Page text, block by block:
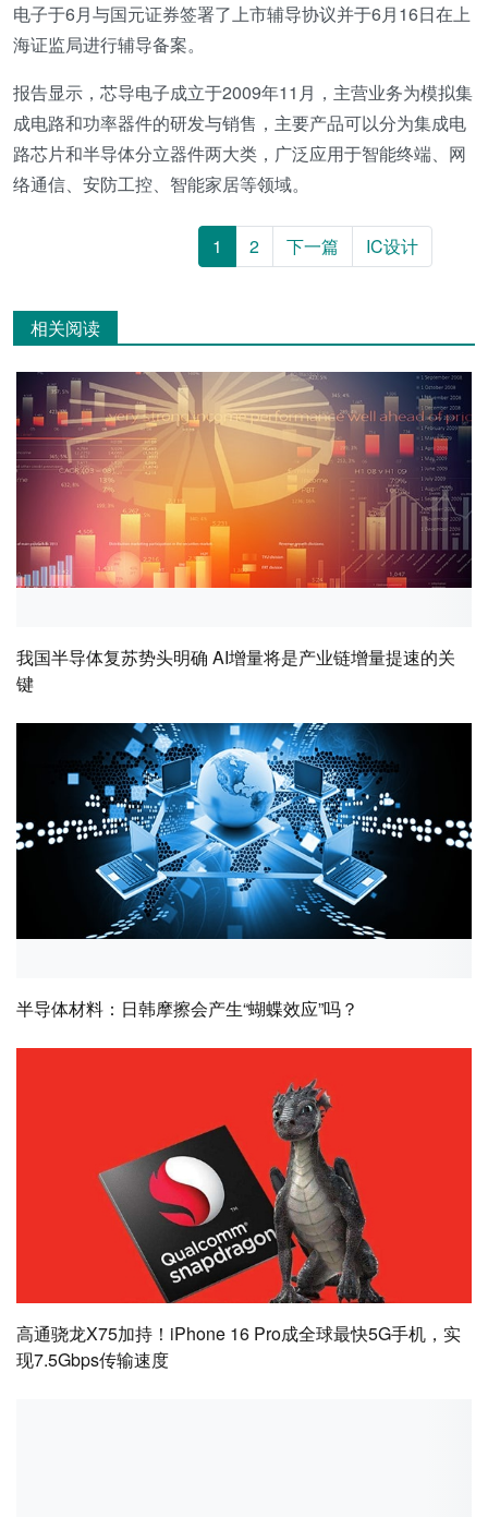
电子于6月与国元证券签署了上市辅导协议并于6月16日在上
海证监局进行辅导备案。
报告显示，芯导电子成立于2009年11月，主营业务为模拟集
成电路和功率器件的研发与销售，主要产品可以分为集成电
路芯片和半导体分立器件两大类，广泛应用于智能终端、网
络通信、安防工控、智能家居等领域。
1 2 下一篇 IC设计
相关阅读
我国半导体复苏势头明确 AI增量将是产业链增量提速的关
键
半导体材料：日韩摩擦会产生“蝴蝶效应”吗？
高通骁龙X75加持！iPhone 16 Pro成全球最快5G手机，实
现7.5Gbps传输速度